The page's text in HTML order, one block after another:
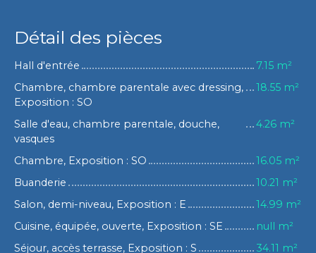
Détail des pièces
Hall d'entrée
7.15 m²
Chambre, chambre parentale avec dressing,
Exposition : SO
18.55 m²
Salle d'eau, chambre parentale, douche,
vasques
4.26 m²
Chambre, Exposition : SO
16.05 m²
Buanderie
10.21 m²
Salon, demi-niveau, Exposition : E
14.99 m²
Cuisine, équipée, ouverte, Exposition : SE
null m²
Séjour, accès terrasse, Exposition : S
34.11 m²